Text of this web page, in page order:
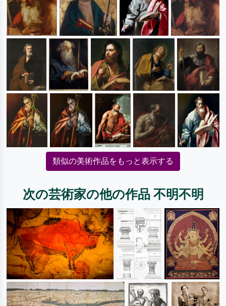
類似の美術作品をもっと表示する
次の芸術家の他の作品 不明不明